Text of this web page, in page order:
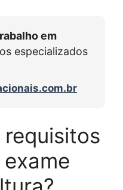
em
especializados
requisitos